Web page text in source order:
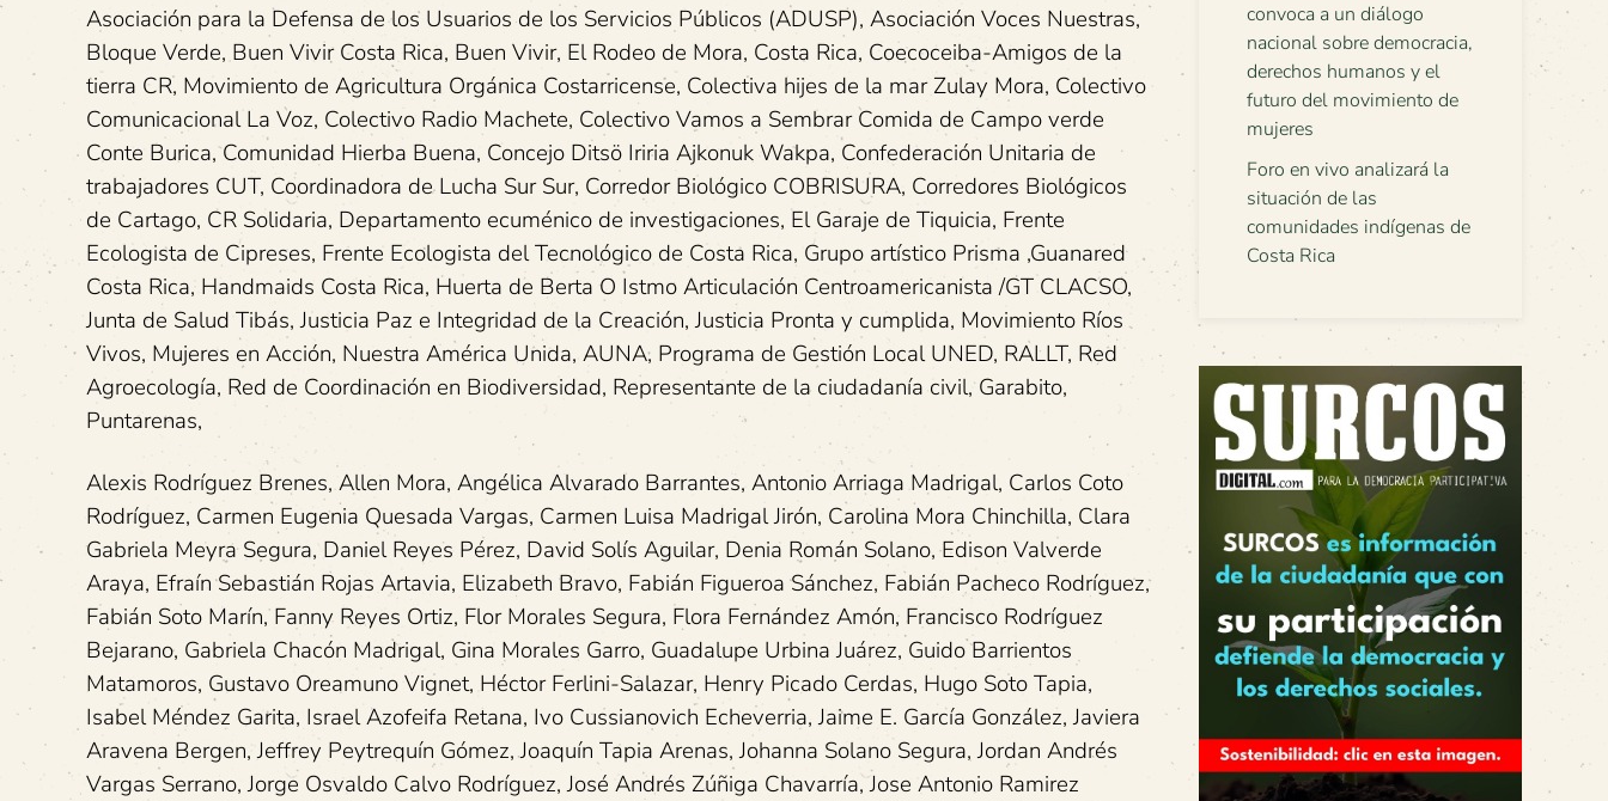
Asociación para la Defensa de los Usuarios de los Servicios Públicos (ADUSP), Asociación Voces Nuestras,
Bloque Verde, Buen Vivir Costa Rica, Buen Vivir, El Rodeo de Mora, Costa Rica, Coecoceiba-Amigos de la
tierra CR, Movimiento de Agricultura Orgánica Costarricense, Colectiva hijes de la mar Zulay Mora, Colectivo
Comunicacional La Voz, Colectivo Radio Machete, Colectivo Vamos a Sembrar Comida de Campo verde
Conte Burica, Comunidad Hierba Buena, Concejo Ditsö Iriria Ajkonuk Wakpa, Confederación Unitaria de
trabajadores CUT, Coordinadora de Lucha Sur Sur, Corredor Biológico COBRISURA, Corredores Biológicos
de Cartago, CR Solidaria, Departamento ecuménico de investigaciones, El Garaje de Tiquicia, Frente
Ecologista de Cipreses, Frente Ecologista del Tecnológico de Costa Rica, Grupo artístico Prisma ,Guanared
Costa Rica, Handmaids Costa Rica, Huerta de Berta O Istmo Articulación Centroamericanista /GT CLACSO,
Junta de Salud Tibás, Justicia Paz e Integridad de la Creación, Justicia Pronta y cumplida, Movimiento Ríos
Vivos, Mujeres en Acción, Nuestra América Unida, AUNA, Programa de Gestión Local UNED, RALLT, Red
Agroecología, Red de Coordinación en Biodiversidad, Representante de la ciudadanía civil, Garabito,
Puntarenas,
Alexis Rodríguez Brenes, Allen Mora, Angélica Alvarado Barrantes, Antonio Arriaga Madrigal, Carlos Coto
Rodríguez, Carmen Eugenia Quesada Vargas, Carmen Luisa Madrigal Jirón, Carolina Mora Chinchilla, Clara
Gabriela Meyra Segura, Daniel Reyes Pérez, David Solís Aguilar, Denia Román Solano, Edison Valverde
Araya, Efraín Sebastián Rojas Artavia, Elizabeth Bravo, Fabián Figueroa Sánchez, Fabián Pacheco Rodríguez,
Fabián Soto Marín, Fanny Reyes Ortiz, Flor Morales Segura, Flora Fernández Amón, Francisco Rodríguez
Bejarano, Gabriela Chacón Madrigal, Gina Morales Garro, Guadalupe Urbina Juárez, Guido Barrientos
Matamoros, Gustavo Oreamuno Vignet, Héctor Ferlini-Salazar, Henry Picado Cerdas, Hugo Soto Tapia,
Isabel Méndez Garita, Israel Azofeifa Retana, Ivo Cussianovich Echeverria, Jaime E. García González, Javiera
Aravena Bergen, Jeffrey Peytrequín Gómez, Joaquín Tapia Arenas, Johanna Solano Segura, Jordan Andrés
Vargas Serrano, Jorge Osvaldo Calvo Rodríguez, José Andrés Zúñiga Chavarría, Jose Antonio Ramirez
convoca a un diálogo
nacional sobre democracia,
derechos humanos y el
futuro del movimiento de
mujeres
Foro en vivo analizará la
situación de las
comunidades indígenas de
Costa Rica